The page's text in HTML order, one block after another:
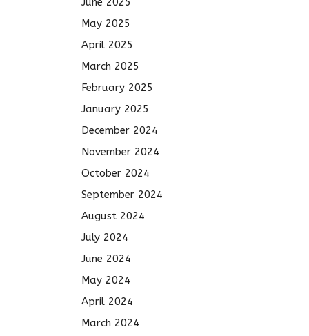
May 2025
April 2025
March 2025
February 2025
January 2025
December 2024
November 2024
October 2024
September 2024
August 2024
July 2024
June 2024
May 2024
April 2024
March 2024